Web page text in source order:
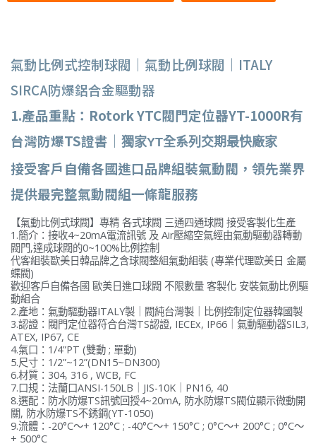
氣動比例式控制球閥｜氣動比例球閥｜ITALY
SIRCA防爆鋁合金驅動器
1.產品重點：Rotork YTC閥門定位器YT-1000R有
台灣防爆TS證書｜ 獨家YT全系列交期最快廠家
接受客戶自備各國進口品牌組裝氣動閥，領先業界
提供最完整氣動閥組一條龍服務
【氣動比例式球閥】專精 各式球閥 三通四通球閥 接受客製化生產
1.簡介：接收4~20mA電流訊號 及 Air壓縮空氣經由氣動驅動器轉動
閥門,達成球閥的0~100%比例控制
代客組裝歐美日韓品牌之含球閥整組氣動組裝 (專業代理歐美日 金屬
蝶閥)
歡迎客戶自備各國 歐美日進口球閥 不限數量 客製化 安裝氣動比例驅
動組合
2.產地：氣動驅動器ITALY製｜閥純台灣製｜比例控制定位器韓國製
3.認證：閥門定位器符合台灣TS認證, IECEx, IP66｜氣動驅動器SIL3,
ATEX, IP67, CE
4.氣口：1/4”PT (雙動 ; 單動)
5.尺寸：1/2”~12”(DN15~DN300)
6.材質：304, 316 , WCB, FC
7.口規：法蘭口ANSI-150LB｜JIS-10K｜PN16, 40
8.選配：防水防爆TS訊號回授4~20mA, 防水防爆TS閥位顯示微動開
關, 防水防爆TS不銹鋼(YT-1050)
9.流體：-20°C〜+ 120°C ; -40°C〜+ 150°C ; 0°C〜+ 200°C ; 0°C〜
+ 500°C